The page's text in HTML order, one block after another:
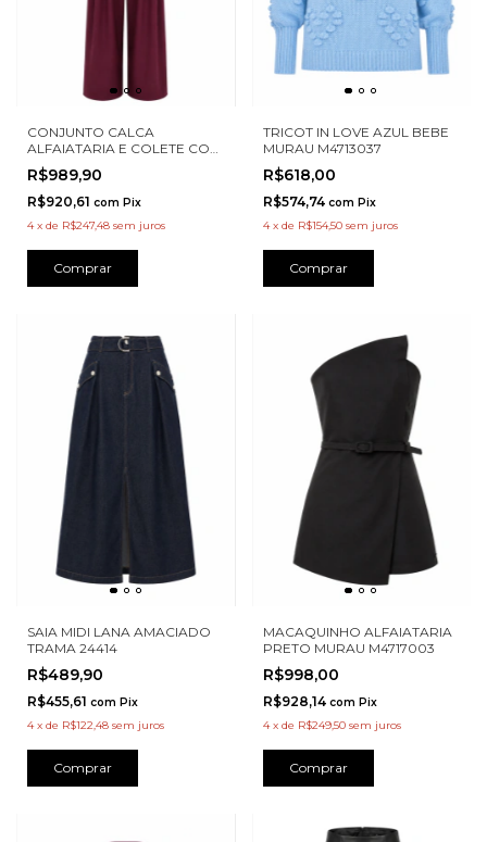
CONJUNTO CALCA
ALFAIATARIA E COLETE COM
PREGAS FRENTE KARMANI
A00015
R$989,90
R$920,61 com Pix
4 x de R$247,48 sem juros
Comprar
TRICOT IN LOVE AZUL BEBE
MURAU M4713037
R$618,00
R$574,74 com Pix
4 x de R$154,50 sem juros
Comprar
SAIA MIDI LANA AMACIADO
TRAMA 24414
R$489,90
R$455,61 com Pix
4 x de R$122,48 sem juros
Comprar
MACAQUINHO ALFAIATARIA
PRETO MURAU M4717003
R$998,00
R$928,14 com Pix
4 x de R$249,50 sem juros
Comprar